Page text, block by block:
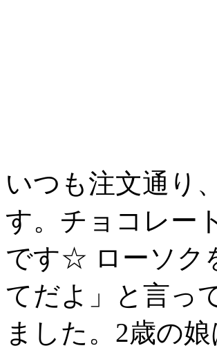
いつも注文通り
す。チョコレー
です☆ ローソク
てだよ」と言っ
ました。2歳の